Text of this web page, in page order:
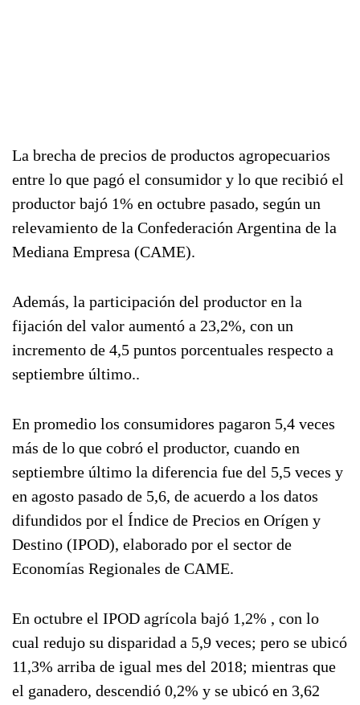
La brecha de precios de productos agropecuarios
entre lo que pagó el consumidor y lo que recibió el
productor bajó 1% en octubre pasado, según un
relevamiento de la Confederación Argentina de la
Mediana Empresa (CAME).
Además, la participación del productor en la
fijación del valor aumentó a 23,2%, con un
incremento de 4,5 puntos porcentuales respecto a
septiembre último..
En promedio los consumidores pagaron 5,4 veces
más de lo que cobró el productor, cuando en
septiembre último la diferencia fue del 5,5 veces y
en agosto pasado de 5,6, de acuerdo a los datos
difundidos por el Índice de Precios en Orígen y
Destino (IPOD), elaborado por el sector de
Economías Regionales de CAME.
En octubre el IPOD agrícola bajó 1,2% , con lo
cual redujo su disparidad a 5,9 veces; pero se ubicó
11,3% arriba de igual mes del 2018; mientras que
el ganadero, descendió 0,2% y se ubicó en 3,62